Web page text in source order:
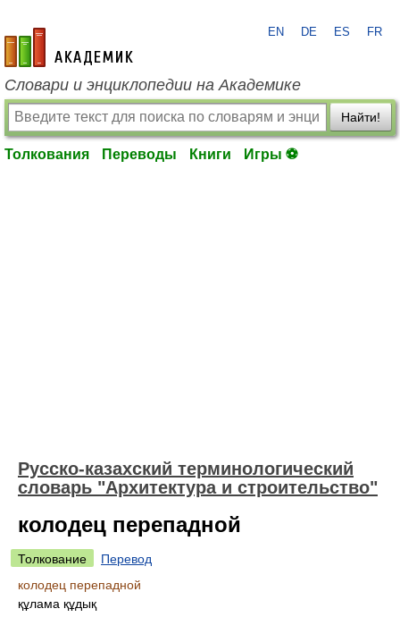
academic.ru
EN DE ES FR
Словари и энциклопедии на Академике
Найти!
Толкования Переводы Книги Игры ⚽
Русско-казахский терминологический
словарь "Архитектура и строительство"
колодец перепадной
Толкование
Перевод
колодец перепадной
құлама құдық